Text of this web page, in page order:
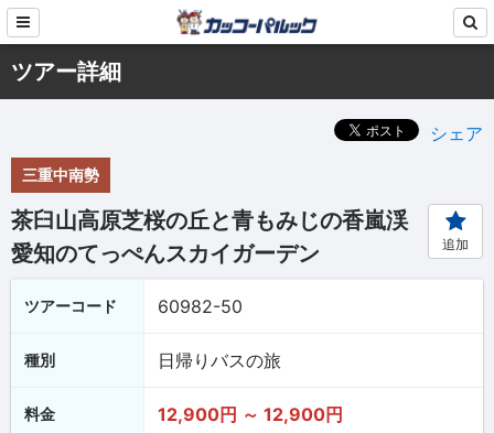
ツアー詳細
シェア
三重中南勢
茶臼山高原芝桜の丘と青もみじの香嵐渓
愛知のてっぺんスカイガーデン
追加
ツアーコード 60982-50
種別 日帰りバスの旅
料金 12,900円 ～ 12,900円